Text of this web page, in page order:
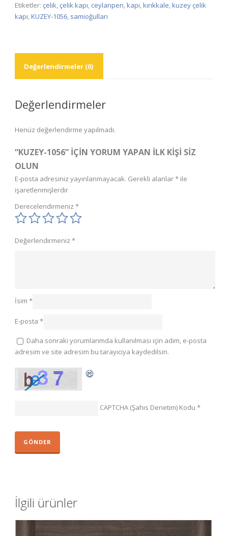
Etiketler: çelik, çelik kapı, ceylanpen,kapı,kırıkkale,kuzey çelik
kapı,KUZEY-1056, samioğulları
Değerlendirmeler (0)
Değerlendirmeler
Henüz değerlendirme yapılmadı.
“KUZEY-1056” IÇIN YORUM YAPAN ILK KIŞI SIZ
OLUN
E-posta adresiniz yayınlanmayacak. Gerekli alanlar* ile
işaretlenmişlerdir
Derecelendirmeniz *
Değerlendirmeniz *
İsim *
E-posta *
Daha sonraki yorumlarımda kullanılması için adım, e-posta
adresim ve site adresim bu tarayıcıya kaydedilsin.
CAPTCHA (Şahıs Denetim) Kodu *
İlgili ürünler